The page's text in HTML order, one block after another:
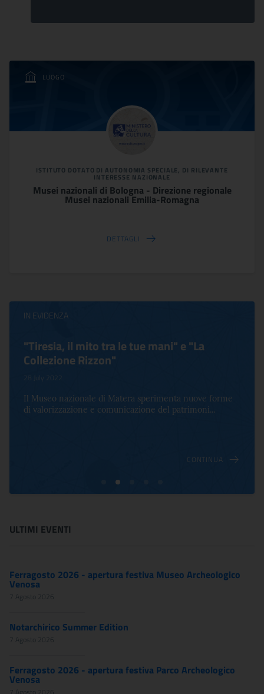
LUOGO
ISTITUTO DOTATO DI AUTONOMIA SPECIALE, DI RILEVANTE
INTERESSE NAZIONALE
Musei nazionali di Bologna - Direzione regionale
Musei nazionali Emilia-Romagna
DETTAGLI
IN EVIDENZA
"Tiresia, il mito tra le tue mani" e "La
Collezione Rizzon"
28 July 2022
Il Museo nazionale di Matera sperimenta nuove forme
di valorizzazione e comunicazione del patrimoni...
CONTINUA
ULTIMI EVENTI
Ferragosto 2026 - apertura festiva Museo Archeologico
Venosa
7 Agosto 2026
Notarchirico Summer Edition
7 Agosto 2026
Ferragosto 2026 - apertura festiva Parco Archeologico
Venosa